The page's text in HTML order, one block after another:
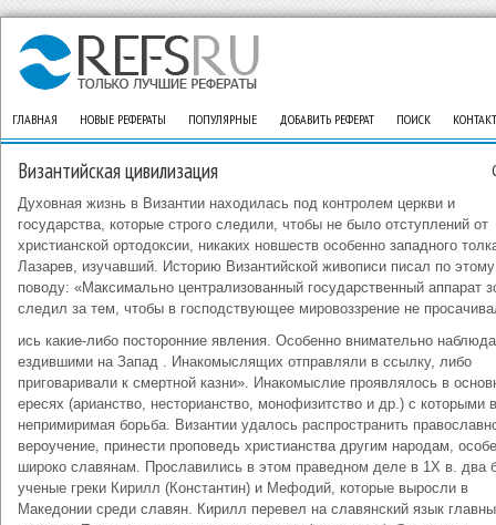
ГЛАВНАЯ НОВЫЕ РЕФЕРАТЫ ПОПУЛЯРНЫЕ ДОБАВИТЬ РЕФЕРАТ ПОИСК
Византийская цивилизация
Духовная жизнь в Византии находилась под контролем церкви и
государства, которые строго следили, чтобы не было отступлений от
христианской ортодоксии, никаких новшеств особенно западного
Лазарев, изучавший. Историю Византийской живописи писал по этому
поводу: «Максимально централизованный государственный аппарат
следил за тем, чтобы в господствующее мировоззрение не
ись какие-либо посторонние явления. Особенно внимательно
ездившими на Запад . Инакомыслящих отправляли в ссылку, либо
приговаривали к смертной казни». Инакомыслие проявлялось в
ересях (арианство, несторианство, монофизитство и др.) с которыми
непримиримая борьба. Византии удалось распространить
вероучение, принести проповедь христианства другим народам,
широко славянам. Прославились в этом праведном деле в 1Х в. два
ученые греки Кирилл (Константин) и Мефодий, которые выросли в
Македонии среди славян. Кирилл перевел на славянский язык